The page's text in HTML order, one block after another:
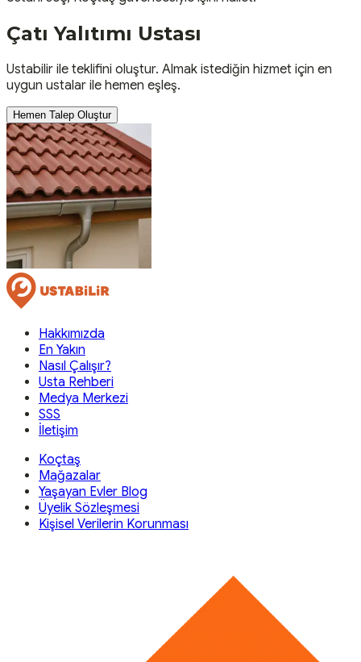
Çatı Yalıtımı Ustası
Ustabilir ile teklifini oluştur. Almak istediğin hizmet için en
uygun ustalar ile hemen eşleş.
Hemen Talep Oluştur
Hakkımızda
En Yakın
Nasıl Çalışır?
Usta Rehberi
Medya Merkezi
SSS
İletişim
Koçtaş
Mağazalar
Yaşayan Evler Blog
Üyelik Sözleşmesi
Kişisel Verilerin Korunması